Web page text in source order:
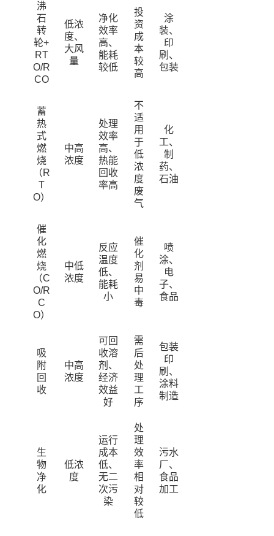
沸
石
转
轮+
RT
O/R
CO
低浓
度、
大风
量
净化
效率
高、
能耗
较低
投
资
成
本
较
高
涂
装、
印
刷、
包装
蓄
热
式
燃
烧
（R
T
O）
中高
浓度
处理
效率
高、
热能
回收
率高
不
适
用
于
低
浓
度
废
气
化
工、
制
药、
石油
催
化
燃
烧
（C
O/R
C
O）
中低
浓度
反应
温度
低、
能耗
小
催
化
剂
易
中
毒
喷
涂、
电
子、
食品
吸
附
回
收
中高
浓度
可回
收溶
剂、
经济
效益
好
需
后
处
理
工
序
包装
印
刷、
涂料
制造
生
物
净
化
低浓
度
运行
成本
低、
无二
次污
染
处
理
效
率
相
对
较
低
污水
厂、
食品
加工